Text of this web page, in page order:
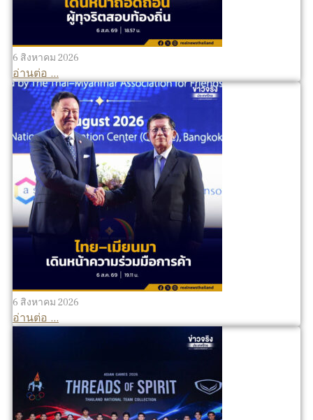
6 สิงหาคม 2026
อ่านต่อ ...
6 สิงหาคม 2026
อ่านต่อ ...